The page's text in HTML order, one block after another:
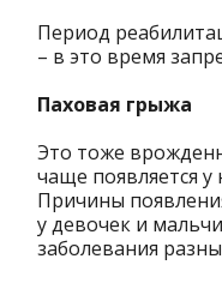
Период
– в это время
Паховая грыжа
Это тоже
чаще появляется
Причины
у девочек и
заболевания